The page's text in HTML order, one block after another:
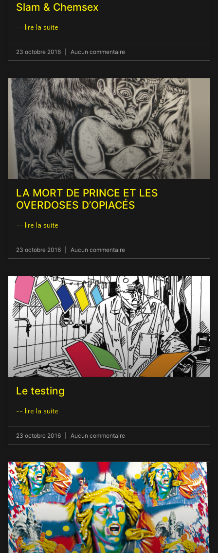
Slam & Chemsex
-- lire la suite
23 octobre 2016 Aucun commentaire
LA MORT DE PRINCE ET LES
OVERDOSES D’OPIACÉS
-- lire la suite
23 octobre 2016 Aucun commentaire
Le testing
-- lire la suite
23 octobre 2016 Aucun commentaire